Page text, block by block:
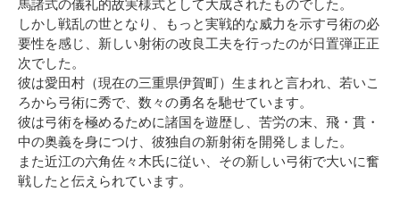
しかし戦乱の世となり、もっと実戦的な威力を示す弓術の必
要性を感じ、新しい射術の改良工夫を行ったのが日置弾正正
次でした。
彼は愛田村（現在の三重県伊賀町）生まれと言われ、若いこ
ろから弓術に秀で、数々の勇名を馳せています。
彼は弓術を極めるために諸国を遊歴し、苦労の末、飛・貫・
中の奥義を身につけ、彼独自の新射術を開発しました。
また近江の六角佐々木氏に従い、その新しい弓術で大いに奮
戦したと伝えられています。